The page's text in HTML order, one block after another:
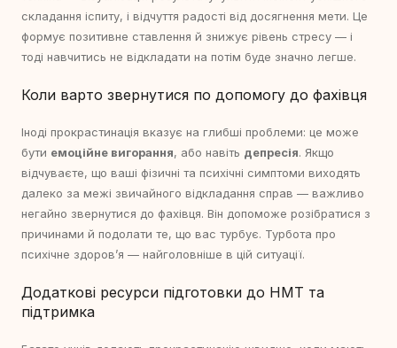
складання іспиту, і відчуття радості від досягнення мети. Це
формує позитивне ставлення й знижує рівень стресу — і
тоді навчитись не відкладати на потім буде значно легше.
Коли варто звернутися по допомогу до фахівця
Іноді прокрастинація вказує на глибші проблеми: це може
бути емоційне вигорання, або навіть депресія. Якщо
відчуваєте, що ваші фізичні та психічні симптоми виходять
далеко за межі звичайного відкладання справ — важливо
негайно звернутися до фахівця. Він допоможе розібратися з
причинами й подолати те, що вас турбує. Турбота про
психічне здоров’я — найголовніше в цій ситуації.
Додаткові ресурси підготовки до НМТ та
підтримка